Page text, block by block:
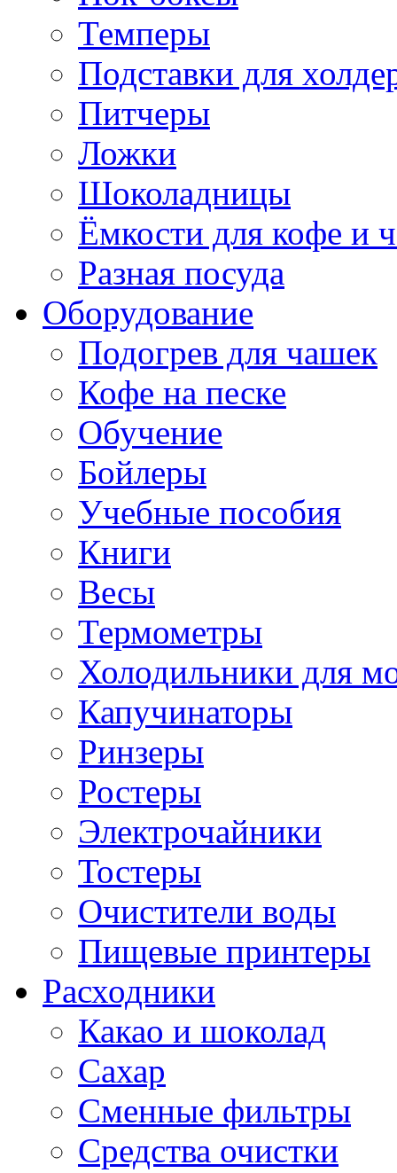
Темперы
Подставки для
Питчеры
Ложки
Шоколадницы
Ёмкости для кофе и
Разная посуда
Оборудование
Подогрев для чашек
Кофе на песке
Обучение
Бойлеры
Учебные пособия
Книги
Весы
Термометры
Холодильники для
Капучинаторы
Ринзеры
Ростеры
Электрочайники
Тостеры
Очистители воды
Пищевые принтеры
Расходники
Какао и шоколад
Сахар
Сменные фильтры
Средства очистки